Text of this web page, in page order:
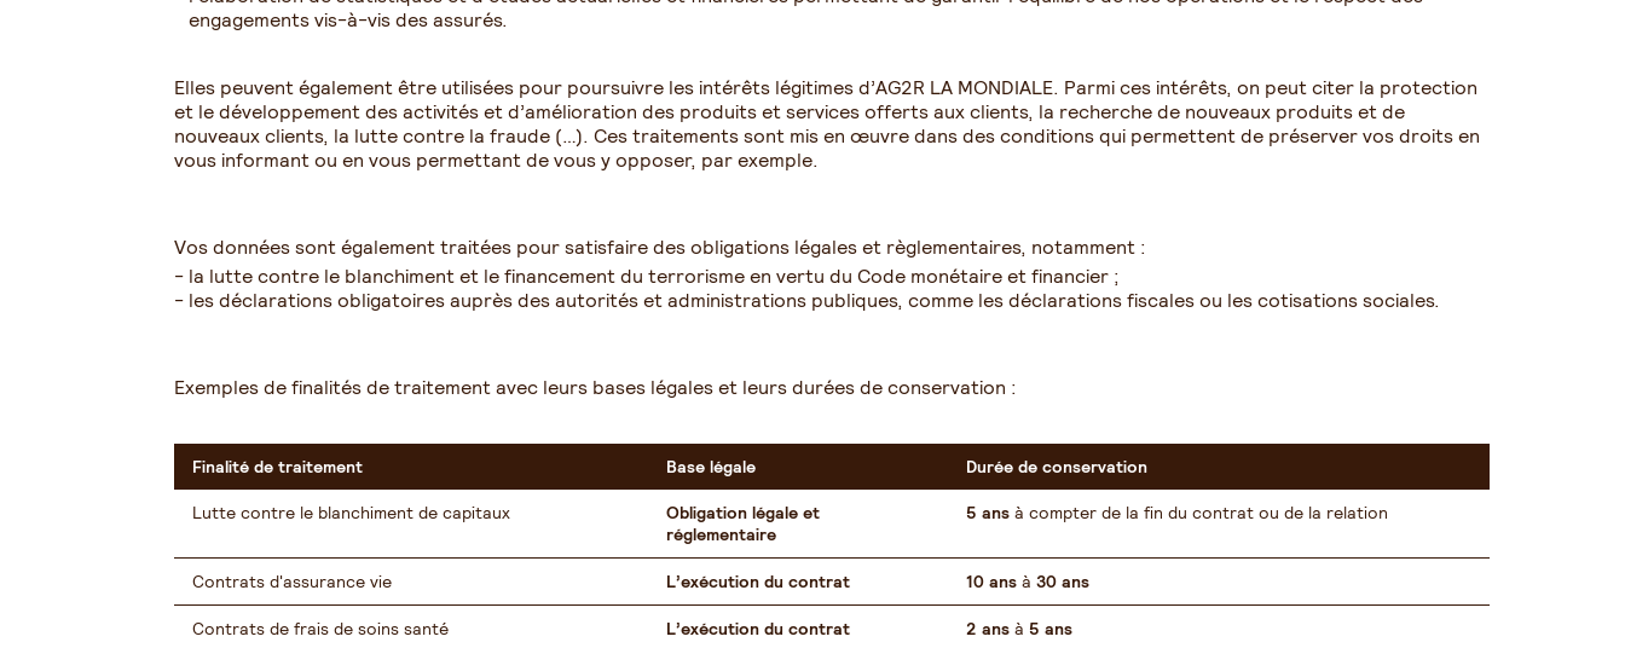
engagements vis-à-vis des assurés.
Elles peuvent également être utilisées pour poursuivre les intérêts légitimes d’AG2R LA MONDIALE. Parmi ces intérêts, on peut citer la protection
et le développement des activités et d’amélioration des produits et services offerts aux clients, la recherche de nouveaux produits et de
nouveaux clients, la lutte contre la fraude (…). Ces traitements sont mis en œuvre dans des conditions qui permettent de préserver vos droits en
vous informant ou en vous permettant de vous y opposer, par exemple.
Vos données sont également traitées pour satisfaire des obligations légales et règlementaires, notamment :
la lutte contre le blanchiment et le financement du terrorisme en vertu du Code monétaire et financier ;
les déclarations obligatoires auprès des autorités et administrations publiques, comme les déclarations fiscales ou les cotisations sociales.
Exemples de finalités de traitement avec leurs bases légales et leurs durées de conservation :
Finalité de traitement Base légale Durée de conservation
Lutte contre le blanchiment de capitaux
Obligation légale et
réglementaire
5 ans à compter de la fin du contrat ou de la relation
Contrats d'assurance vie L’exécution du contrat 10 ans à 30 ans
Contrats de frais de soins santé L’exécution du contrat 2 ans à 5 ans